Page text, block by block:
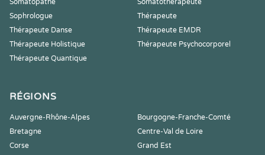
Somatopathe
Somatothérapeute
Sophrologue
Thérapeute
Thérapeute Danse
Thérapeute EMDR
Thérapeute Holistique
Thérapeute Psychocorporel
Thérapeute Quantique
RÉGIONS
Auvergne-Rhône-Alpes
Bourgogne-Franche-Comté
Bretagne
Centre-Val de Loire
Corse
Grand Est